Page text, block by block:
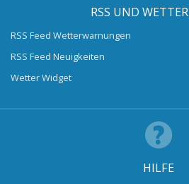
RSS UND
RSS Feed Wetterwarnungen
RSS Feed Neuigkeiten
Wetter Widget
HILFE